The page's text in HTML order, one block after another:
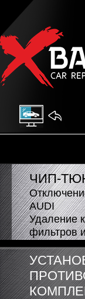
ЧИП-
AUDI
Удаление
фильтров